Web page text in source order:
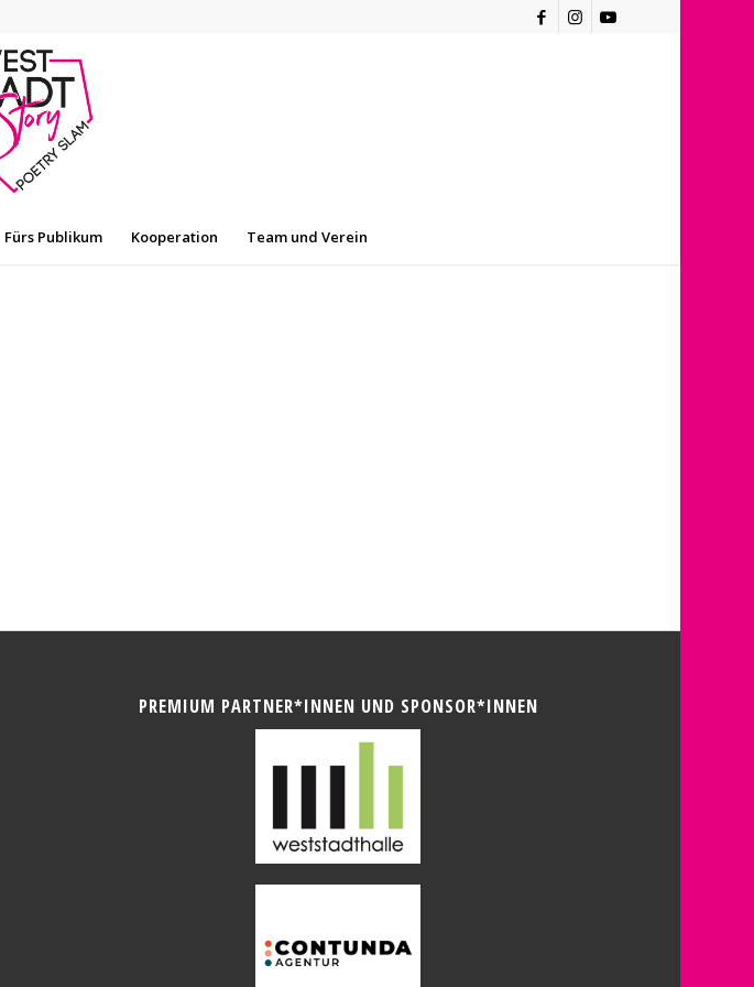
Fürs Publikum Kooperation Team und Verein
PREMIUM PARTNER*INNEN UND SPONSOR*INNEN